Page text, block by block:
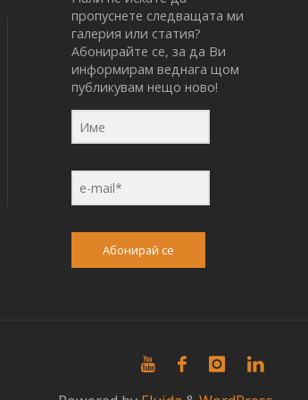
пропуснете следващата ми
галерия или статия?
Абонирайте се, за да Ви
информирам веднага щом
публикувам нещо ново!
Абонирай се